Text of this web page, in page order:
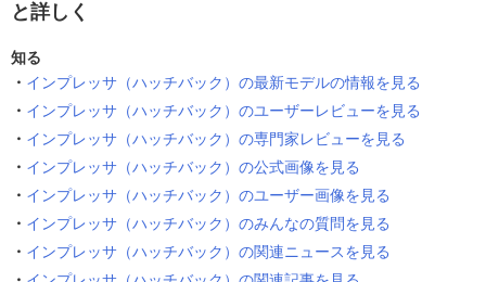
と詳しく
知る
インプレッサ（ハッチバック）の最新モデルの情報を見る
インプレッサ（ハッチバック）のユーザーレビューを見る
インプレッサ（ハッチバック）の専門家レビューを見る
インプレッサ（ハッチバック）の公式画像を見る
インプレッサ（ハッチバック）のユーザー画像を見る
インプレッサ（ハッチバック）のみんなの質問を見る
インプレッサ（ハッチバック）の関連ニュースを見る